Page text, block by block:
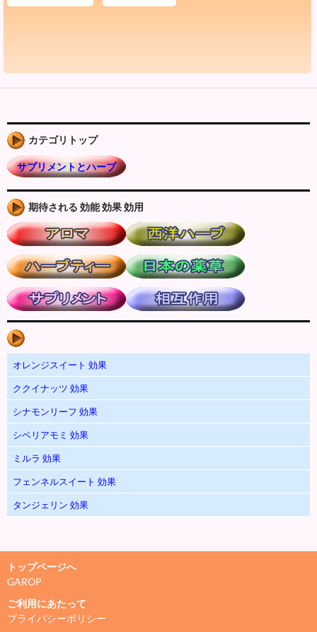
カテゴリトップ
サプリメントとハーブ
期待される 効能 効果 効用
オレンジスイート 効果
ククイナッツ 効果
シナモンリーフ 効果
シベリアモミ 効果
ミルラ 効果
フェンネルスイート 効果
タンジェリン 効果
トップページへ
GAROP
ご利用にあたって
プライバシーポリシー